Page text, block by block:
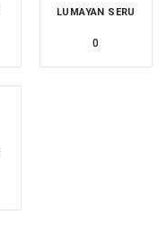
LUMAYAN SERU
0